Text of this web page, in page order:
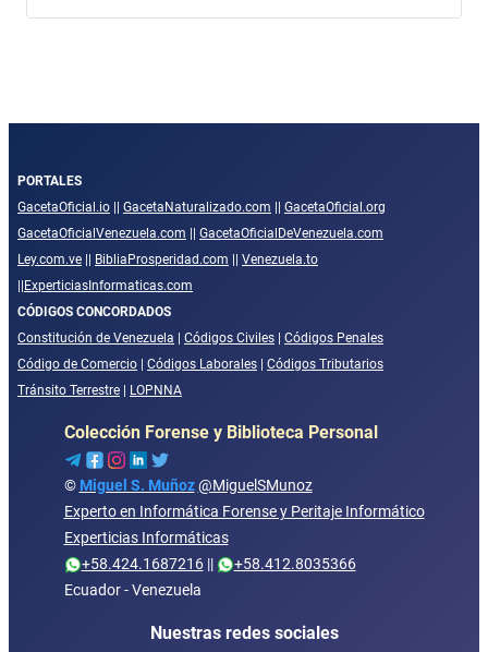
PORTALES
GacetaOficial.io
GacetaNaturalizado.com
GacetaOficial.org
GacetaOficialVenezuela.com
GacetaOficialDeVenezuela.com
Ley.com.ve
BibliaProsperidad.com
Venezuela.to
ExperticiasInformaticas.com
CÓDIGOS CONCORDADOS
Constitución de Venezuela
Códigos Civiles
Códigos Penales
Código de Comercio
Códigos Laborales
Códigos Tributarios
Tránsito Terrestre
LOPNNA
Colección Forense y Biblioteca Personal
© Miguel S. Muñoz @MiguelSMunoz
Experto en Informática Forense y Peritaje Informático
Experticias Informáticas
+58.424.1687216||
+58.412.8035366
Ecuador - Venezuela
Nuestras redes sociales